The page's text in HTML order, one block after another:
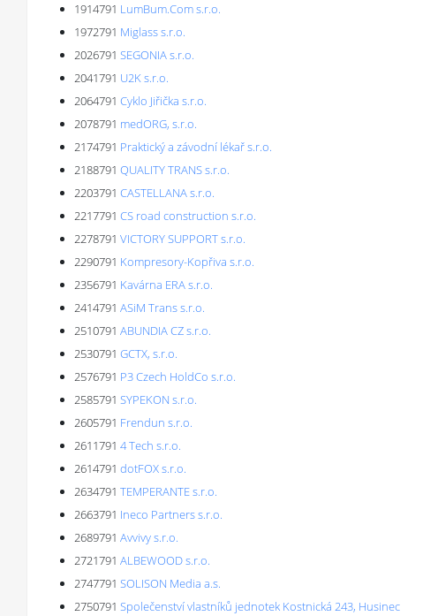
1914791 LumBum.Com s.r.o.
1972791 Miglass s.r.o.
2026791 SEGONIA s.r.o.
2041791 U2K s.r.o.
2064791 Cyklo Jiřička s.r.o.
2078791 medORG, s.r.o.
2174791 Praktický a závodní lékař s.r.o.
2188791 QUALITY TRANS s.r.o.
2203791 CASTELLANA s.r.o.
2217791 CS road construction s.r.o.
2278791 VICTORY SUPPORT s.r.o.
2290791 Kompresory-Kopřiva s.r.o.
2356791 Kavárna ERA s.r.o.
2414791 ASiM Trans s.r.o.
2510791 ABUNDIA CZ s.r.o.
2530791 GCTX, s.r.o.
2576791 P3 Czech HoldCo s.r.o.
2585791 SYPEKON s.r.o.
2605791 Frendun s.r.o.
2611791 4 Tech s.r.o.
2614791 dotFOX s.r.o.
2634791 TEMPERANTE s.r.o.
2663791 Ineco Partners s.r.o.
2689791 Avvivy s.r.o.
2721791 ALBEWOOD s.r.o.
2747791 SOLISON Media a.s.
2750791 Společenství vlastníků jednotek Kostnická 243, Husinec